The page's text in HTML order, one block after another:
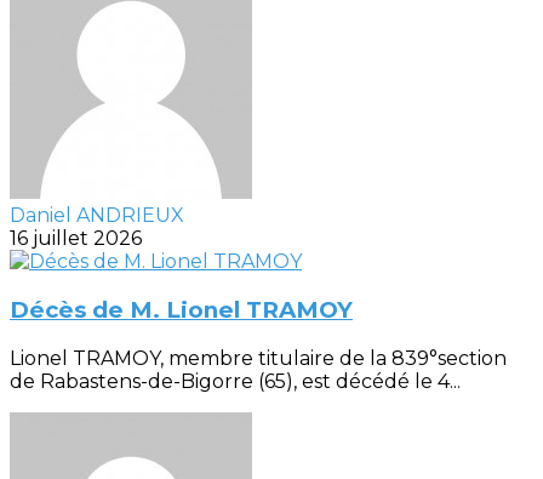
Daniel ANDRIEUX
16 juillet 2026
Décès de M. Lionel TRAMOY
Lionel TRAMOY, membre titulaire de la 839°section
de Rabastens-de-Bigorre (65), est décédé le 4...